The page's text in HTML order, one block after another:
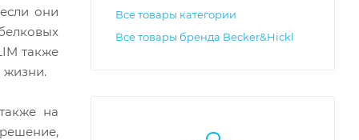
они
также
жизни.
на
Все товары категории
Все товары бренда Becker&Hickl